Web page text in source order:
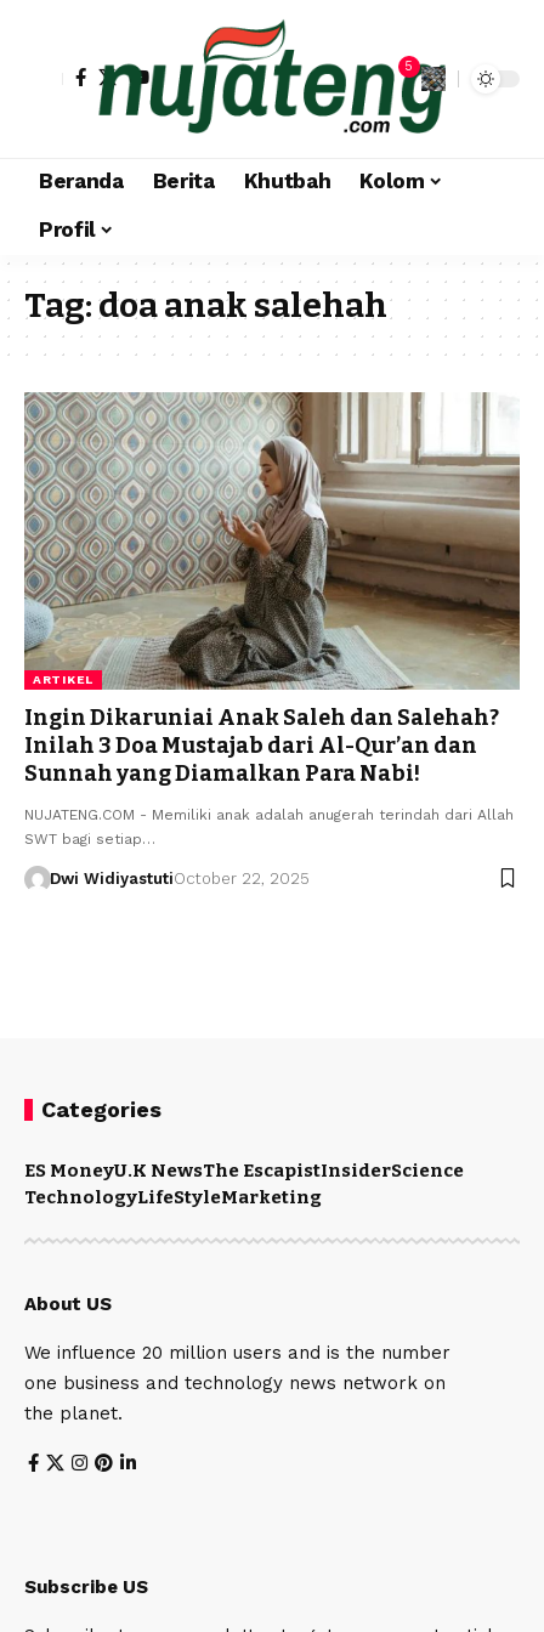
5
Beranda Berita Khutbah
Kolom
Profil
Tag:doa anak salehah
ARTIKEL
Ingin Dikaruniai Anak Saleh dan Salehah?
Inilah 3 Doa Mustajab dari Al-Qur’an dan
Sunnah yang Diamalkan Para Nabi!
NUJATENG.COM - Memiliki anak adalah anugerah terindah dari Allah
SWT bagi setiap…
Dwi WidiyastutiOctober 22, 2025
Categories
ES MoneyU.K NewsThe EscapistInsiderScience
TechnologyLifeStyleMarketing
About US
We influence 20 million users and is the number
one business and technology news network on
the planet.
Subscribe US